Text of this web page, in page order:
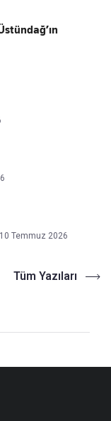
10 Temmuz 2026
Tüm Yazıları